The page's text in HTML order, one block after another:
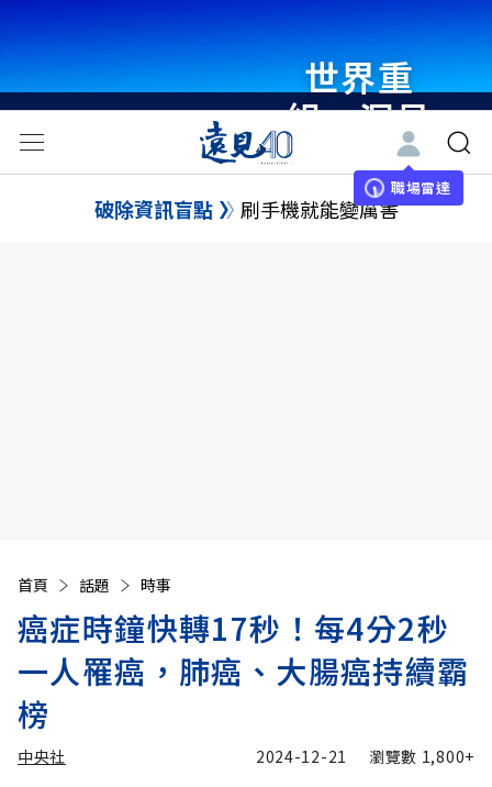
世界重
組・洞見
未來 與
世界領袖
職場雷達
破除資訊盲點 刷手機就能變厲害
首頁 話題 時事
癌症時鐘快轉17秒！每4分2秒
一人罹癌，肺癌、大腸癌持續霸
榜
中央社 2024-12-21 瀏覽數 1,800+